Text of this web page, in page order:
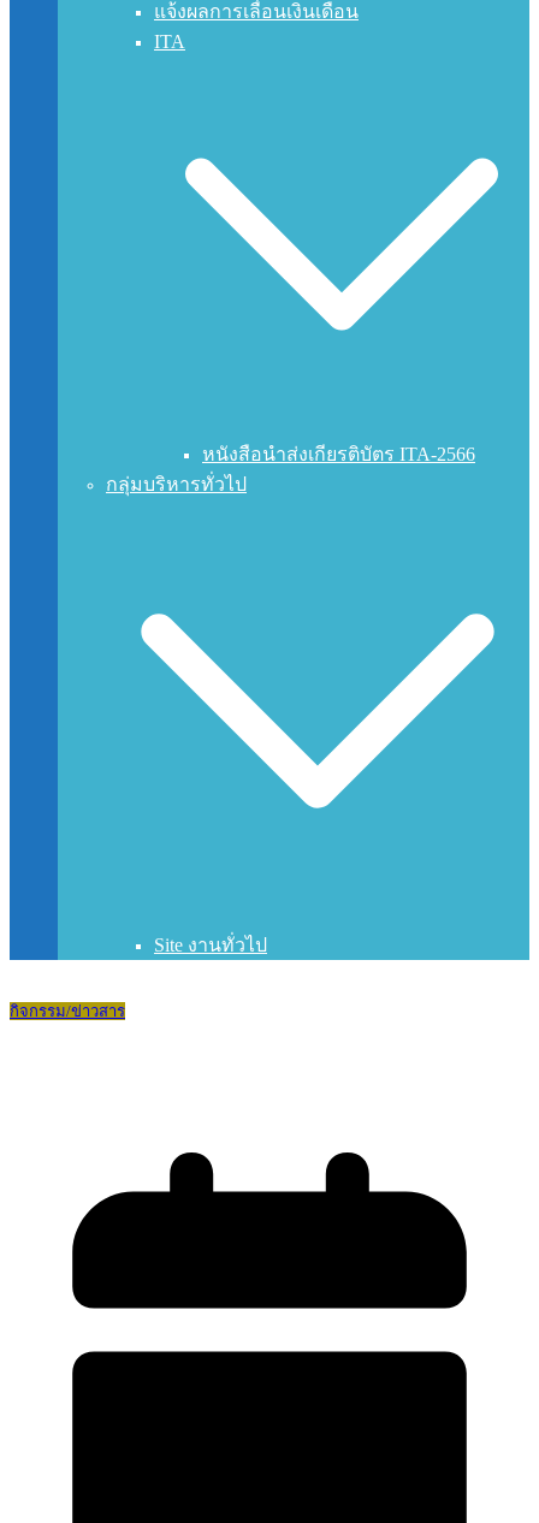
แจ้งผลการเลื่อนเงินเดือน
ITA
หนังสือนำส่งเกียรติบัตร ITA-2566
กลุ่มบริหารทั่วไป
Site งานทั่วไป
กิจกรรม/ข่าวสาร